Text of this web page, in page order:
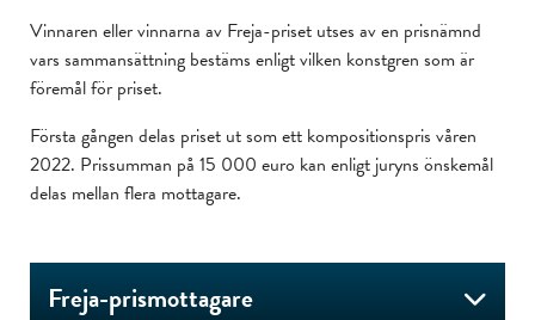
Vinnaren eller vinnarna av Freja-priset utses av en prisnämnd
vars sammansättning bestäms enligt vilken konstgren som är
föremål för priset.
Första gången delas priset ut som ett kompositionspris våren
2022. Prissumman på 15 000 euro kan enligt juryns önskemål
delas mellan flera mottagare.
Freja-prismottagare